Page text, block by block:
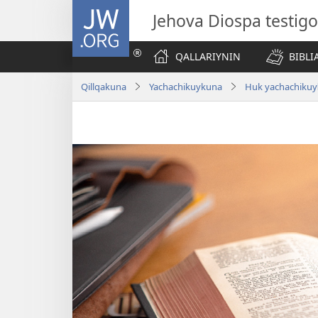
JW.ORG
Jehova Diospa
QALLARIYNIN
Qillqakuna Yachachikuykuna Huk